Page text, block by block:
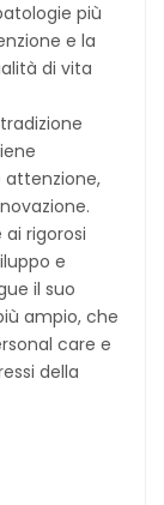
più
e la
di vita
attenzione,
rigorosi
e
il suo
ampio, che
care e
della